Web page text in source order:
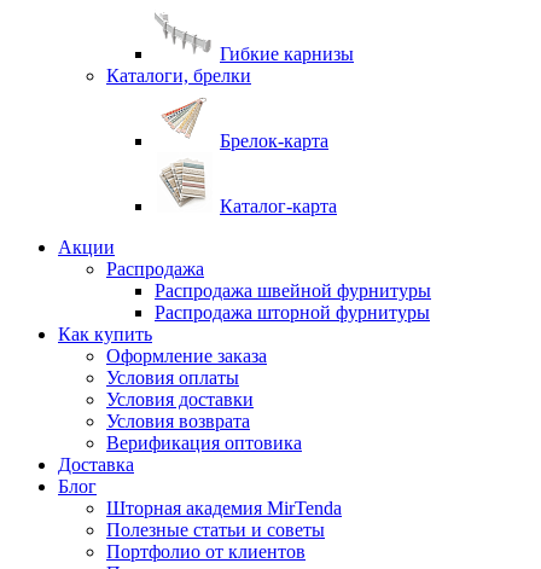
Гибкие карнизы
Каталоги, брелки
Брелок-карта
Каталог-карта
Акции
Распродажа
Распродажа швейной фурнитуры
Распродажа шторной фурнитуры
Как купить
Оформление заказа
Условия оплаты
Условия доставки
Условия возврата
Верификация оптовика
Доставка
Блог
Шторная академия MirTenda
Полезные статьи и советы
Портфолио от клиентов